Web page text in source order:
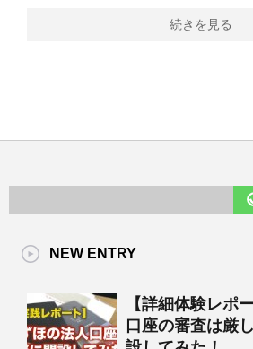
続きを見る
NEW ENTRY
【詳細体験レポ
口座の審査は厳